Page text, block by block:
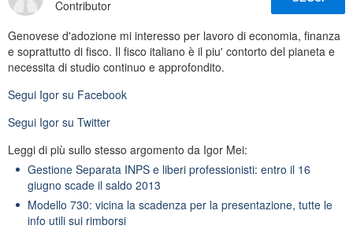
Contributor
Genovese d'adozione mi interesso per lavoro di economia, finanza
e soprattutto di fisco. Il fisco italiano è il piu' contorto del pianeta e
necessita di studio continuo e approfondito.
Segui Igor su Facebook
Segui Igor su Twitter
Leggi di più sullo stesso argomento da Igor Mei:
Gestione Separata INPS e liberi professionisti: entro il 16
giugno scade il saldo 2013
Modello 730: vicina la scadenza per la presentazione, tutte le
info utili sui rimborsi